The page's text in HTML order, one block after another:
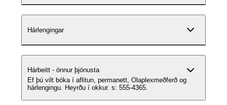
Hárlengingar
Hárbeitt - önnur þjónusta
Ef þú vilt bóka í aflitun, permanett, Olaplexmeðferð og
hárlengingu. Heyrðu í okkur. s: 555-4365.